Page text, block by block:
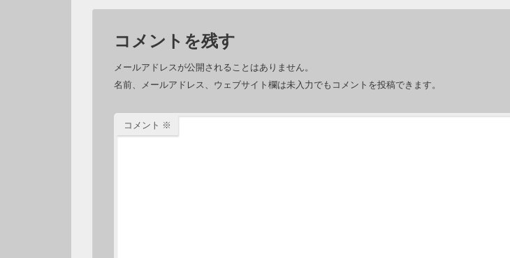
コメントを残す
メールアドレスが公開されることはありません。
名前、メールアドレス、ウェブサイト欄は未入力でもコメントを投稿できます。
コメント ※